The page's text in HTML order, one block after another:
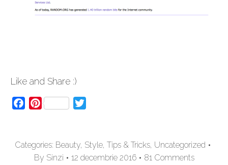
Like and Share :)
FacebookPinterest
Categories: Beauty, Style, Tips & Tricks, Uncategorized
By Sinzi 12 decembrie 2016
81 Comments